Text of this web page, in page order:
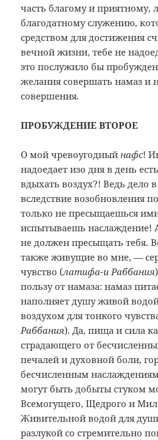
часть благому и приятному,
благодатному служению,
средством для достижения
вечной жизни, тебе не
это послужило бы
желания совершать намаз и
совершения.
ПРОБУЖДЕНИЕ ВТОРОЕ
О мой чревоугодный нафс!
надоедает изо дня в день
вдыхать воздух?! Ведь дело
вследствие возобновления
только не пресыщаешься
испытываешь наслаждение!
не должен пресыщать тебя.
также живущие во мне, —
чувство (латифа-и Раббания
пользу от намаза: намаз
наполняет душу живой
воздухом для тонкого
Раббания). Да, пища и сила
страдающего от
печалей и духовной боли,
бесчисленным
могут быть добыты стуком
Всемогущего, Щедрого и
Живительной водой для
разлукой со стремительно